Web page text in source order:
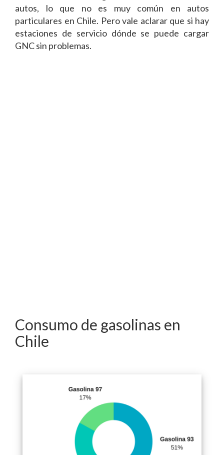
autos, lo que no es muy común en autos
particulares en Chile. Pero vale aclarar que si hay
estaciones de servicio dónde se puede cargar
GNC sin problemas.
Consumo de gasolinas en
Chile